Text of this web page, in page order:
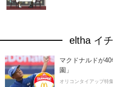
eltha イ
マクドナルドが
園」
オリコンタイアップ特